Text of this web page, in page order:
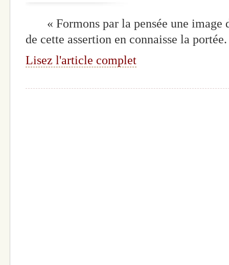
« Formons par la pensée une image
de cette assertion en connaisse la
Lisez l'article complet